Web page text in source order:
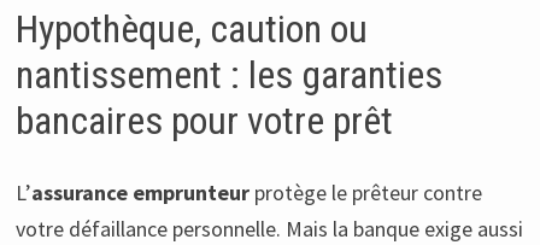
Hypothèque, caution ou
nantissement : les garanties
bancaires pour votre prêt
L’assurance emprunteurprotège le prêteur contre
votre défaillance personnelle. Mais la banque exige aussi